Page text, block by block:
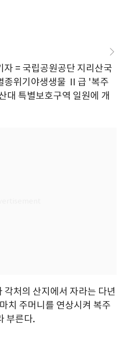
= 국립공원공단 지리산국
종위기야생생물 Ⅱ급 '복주
대 특별보호구역 일원에 개
처의 산지에서 자라는 다년
치 주머니를 연상시켜 복주
부른다.